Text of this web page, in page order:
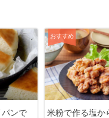
ンで
おすすめ
米粉で作る塩か